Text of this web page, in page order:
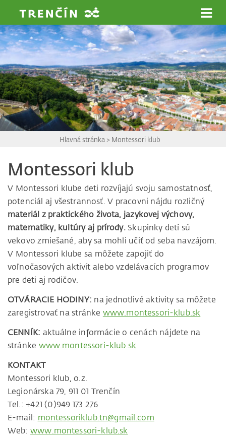
Hlavná stránka > Montessori klub
Montessori klub
V Montessori klube deti rozvíjajú svoju samostatnosť,
potenciál aj všestrannosť. V pracovni nájdu rozličný
materiál z praktického života, jazykovej výchovy,
matematiky, kultúry aj prírody. Skupinky detí sú
vekovo zmiešané, aby sa mohli učiť od seba navzájom.
V Montessori klube sa môžete zapojiť do
voľnočasových aktivít alebo vzdelávacích programov
pre deti aj rodičov.
OTVÁRACIE HODINY: na jednotlivé aktivity sa môžete
zaregistrovať na stránke www.montessori-klub.sk
CENNÍK: aktuálne informácie o cenách nájdete na
stránke www.montessori-klub.sk
KONTAKT
Montessori klub, o.z.
Legionárska 79, 911 01 Trenčín
Tel.: +421 (0)949 173 276
E-mail: montessoriklub.tn@gmail.com
Web:www.montessori-klub.sk